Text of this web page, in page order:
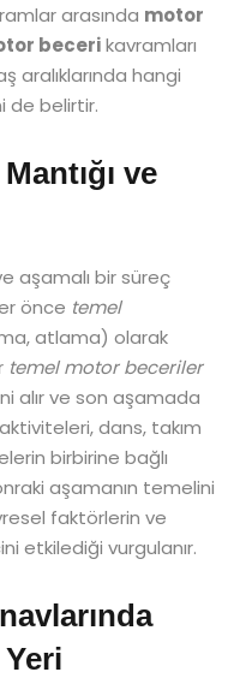
arasında motor
becerikavramları
aralıklarında hangi
de belirtir.
ve
aşamalı bir süreç
önce temel
atlama) olarak
temel motor beceriler
alır ve son aşamada
dans, takım
birbirine bağlı
aşamanın temelini
faktörlerin ve
etkilediği vurgulanır.